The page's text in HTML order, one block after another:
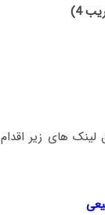
4)
از طریق لینک های زیر اقدام